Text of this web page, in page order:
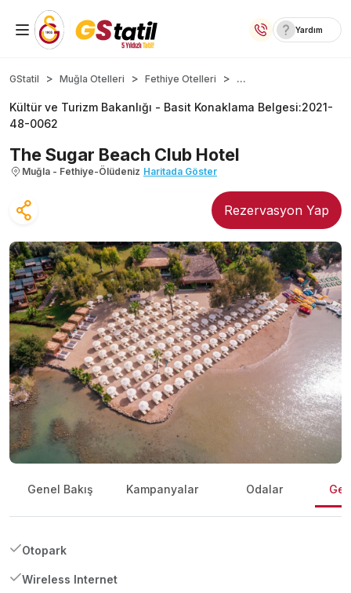
Yurt İçi Oteller
Temalı Oteller
Kıbrıs Otelleri
Yurt Dışı Turlar
Yardım
GStatil Muğla Otelleri Fethiye Otelleri ...
Kültür ve Turizm Bakanlığı - Basit Konaklama Belgesi:2021-
48-0062
The Sugar Beach Club Hotel
Muğla - Fethiye-Ölüdeniz Haritada Göster
Rezervasyon Yap
Genel Bakış Kampanyalar Odalar
Otopark
Wireless Internet